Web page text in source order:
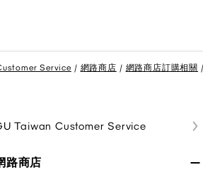
Service 網路商店 網路商店訂購相關
Taiwan Customer Service
路商店